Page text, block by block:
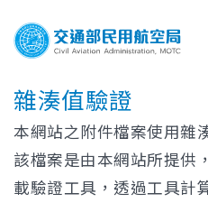
雜湊值驗證
本網站之附件檔案使用雜
該檔案是由本網站所提供
載驗證工具，透過工具計